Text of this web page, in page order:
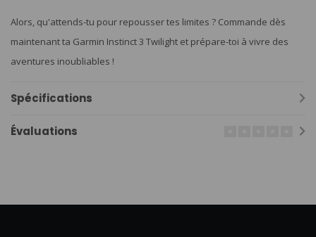
Alors, qu'attends-tu pour repousser tes limites ? Commande dès
maintenant ta Garmin Instinct 3 Twilight et prépare-toi à vivre des
aventures inoubliables !
Spécifications
Évaluations